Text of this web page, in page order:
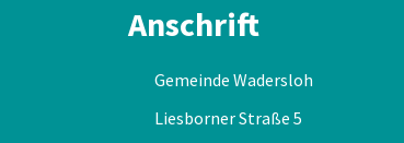
Anschrift
Gemeinde Wadersloh
Liesborner Straße 5